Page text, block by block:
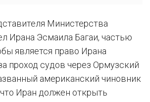
Министерства
Ирана Эсмаила Багаи, частью
является право Ирана
проход судов через Ормузский
американский чиновник
Иран должен открыть